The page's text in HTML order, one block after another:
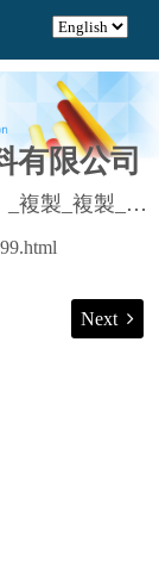
有限公司
_複製_複製_複製
Next